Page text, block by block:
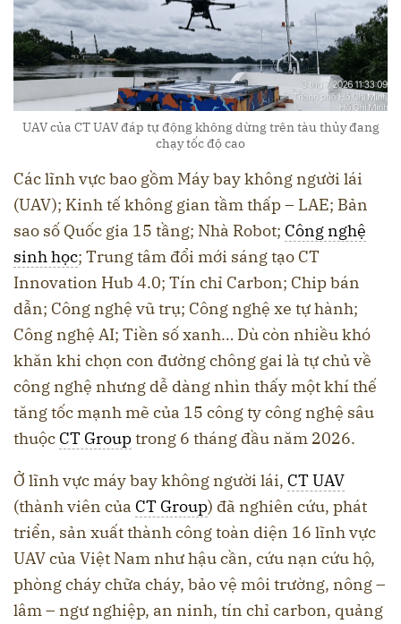
UAV của CT UAV đáp tự động không dừng trên tàu thủy đang
chạy tốc độ cao
Các lĩnh vực bao gồm Máy bay không người lái
(UAV); Kinh tế không gian tầm thấp – LAE; Bản
sao số Quốc gia 15 tầng; Nhà Robot; Công nghệ
sinh học; Trung tâm đổi mới sáng tạo CT
Innovation Hub 4.0; Tín chỉ Carbon; Chip bán
dẫn; Công nghệ vũ trụ; Công nghệ xe tự hành;
Công nghệ AI; Tiền số xanh… Dù còn nhiều khó
khăn khi chọn con đường chông gai là tự chủ về
công nghệ nhưng dễ dàng nhìn thấy một khí thế
tăng tốc mạnh mẽ của 15 công ty công nghệ sâu
thuộc CT Grouptrong 6 tháng đầu năm 2026.
Ở lĩnh vực máy bay không người lái, CT UAV
(thành viên của CT Group) đã nghiên cứu, phát
triển, sản xuất thành công toàn diện 16 lĩnh vực
UAV của Việt Nam như hậu cần, cứu nạn cứu hộ,
phòng cháy chữa cháy, bảo vệ môi trường, nông –
lâm – ngư nghiệp, an ninh, tín chỉ carbon, quảng